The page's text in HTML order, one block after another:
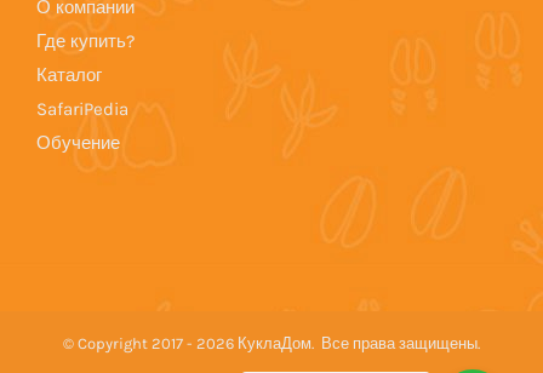
О компании
Где купить?
Каталог
SafariPedia
Обучение
© Copyright 2017 - 2026 КуклаДом. Все права защищены.